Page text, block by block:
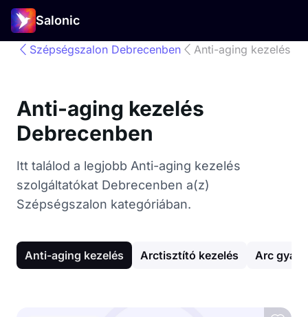
Salonic
Szépségszalon Debrecenben Anti-aging kezelés
Anti-aging kezelés
Debrecenben
Itt találod a legjobb Anti-aging kezelés
szolgáltatókat Debrecenben a(z)
Szépségszalon kategóriában.
Anti-aging kezelés Arctisztító kezelés Arc